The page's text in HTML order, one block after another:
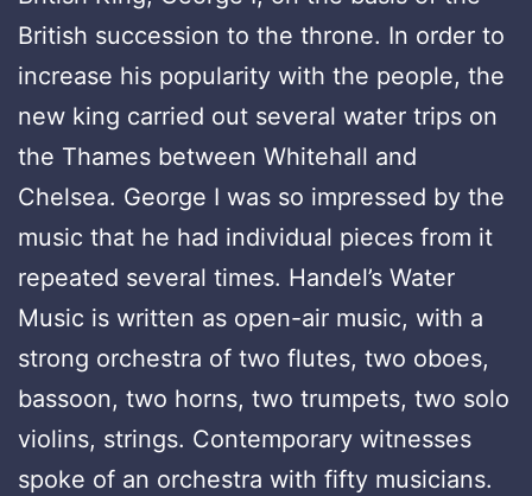
British succession to the throne. In order to
increase his popularity with the people, the
new king carried out several water trips on
the Thames between Whitehall and
Chelsea. George I was so impressed by the
music that he had individual pieces from it
repeated several times. Handel’s Water
Music is written as open-air music, with a
strong orchestra of two flutes, two oboes,
bassoon, two horns, two trumpets, two solo
violins, strings. Contemporary witnesses
spoke of an orchestra with fifty musicians.